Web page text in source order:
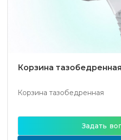
Корзина тазобедренная
Корзина тазобедренная
Задать